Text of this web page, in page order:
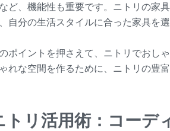
ど、機能性も重要です。ニトリの家
自分の生活スタイルに合った家具を
ポイントを押さえて、ニトリでおし
れな空間を作るために、ニトリの豊
トリ活用術：コーデ